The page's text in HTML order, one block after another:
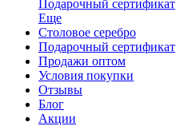
Подарочный сертификат
Еще
Столовое серебро
Подарочный сертификат
Продажи оптом
Условия покупки
Отзывы
Блог
Акции